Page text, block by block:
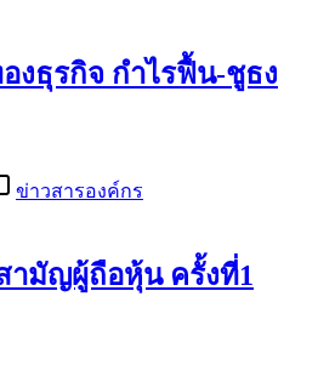
งธุรกิจ กำไรฟื้น-ชูธง
ข่าวสารองค์กร
ามัญผู้ถือหุ้น ครั้งที่1